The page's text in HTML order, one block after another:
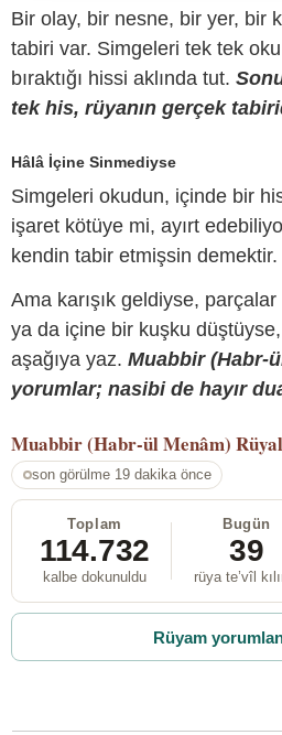
Bir olay, bir nesne, bir yer, bir
tabiri var. Simgeleri tek tek
bıraktığı hissi aklında tut.
tek his, rüyanın gerçek
Hâlâ İçine Sinmediyse
Simgeleri okudun, içinde bir
işaret kötüye mi, ayırt
kendin tabir etmişsin demektir.
Ama karışık geldiyse,
ya da içine bir kuşku
aşağıya yaz. Muabbir (Habr-
yorumlar; nasibi de hayır
Muabbir (Habr-ül Menâm)
son görülme 19 dakika önce
Toplam
114.732
kalbe dokunuldu
Bugün
39
rüya te’vîl
Rüyam